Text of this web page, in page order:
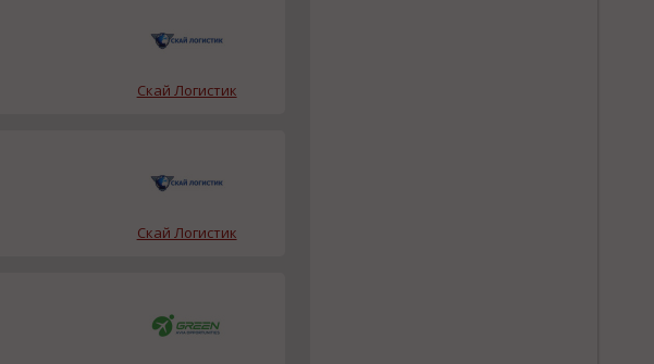
Скай Логистик
Скай Логистик